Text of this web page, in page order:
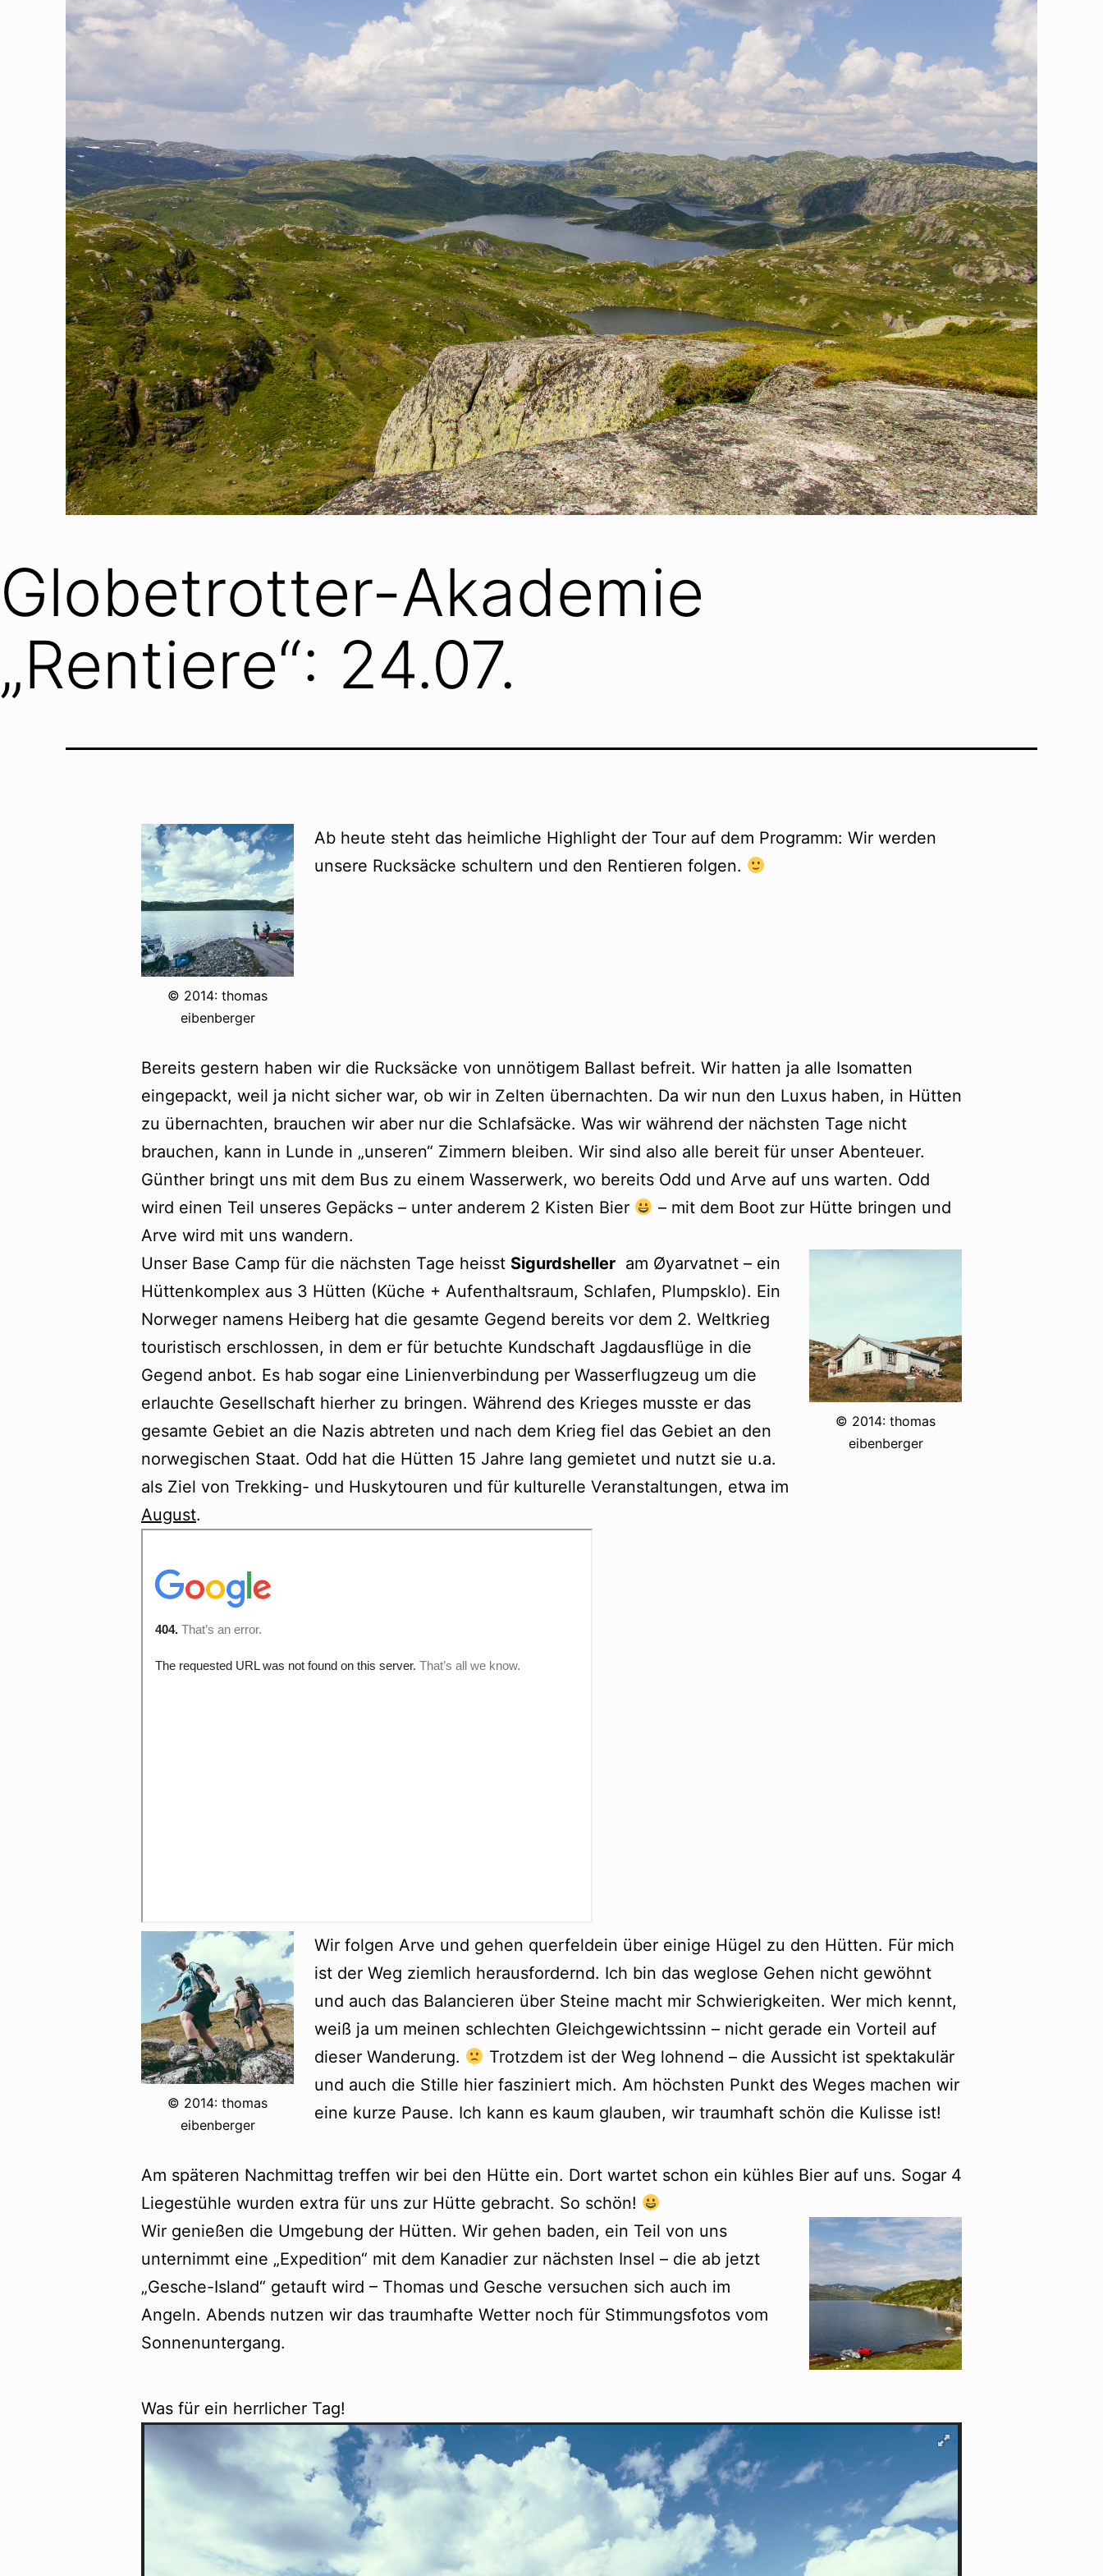
Globetrotter-Akademie
„Rentiere“: 24.07.
© 2014: thomas
eibenberger
Ab heute steht das heimliche Highlight der Tour auf dem Programm: Wir werden
unsere Rucksäcke schultern und den Rentieren folgen.
Bereits gestern haben wir die Rucksäcke von unnötigem Ballast befreit. Wir hatten ja alle Isomatten
eingepackt, weil ja nicht sicher war, ob wir in Zelten übernachten. Da wir nun den Luxus haben, in Hütten
zu übernachten, brauchen wir aber nur die Schlafsäcke. Was wir während der nächsten Tage nicht
brauchen, kann in Lunde in „unseren“ Zimmern bleiben. Wir sind also alle bereit für unser Abenteuer.
Günther bringt uns mit dem Bus zu einem Wasserwerk, wo bereits Odd und Arve auf uns warten. Odd
wird einen Teil unseres Gepäcks – unter anderem 2 Kisten Bier
– mit dem Boot zur Hütte bringen und
Arve wird mit uns wandern.
© 2014: thomas
eibenberger
Unser Base Camp für die nächsten Tage heisst Sigurdsheller am Øyarvatnet – ein
Hüttenkomplex aus 3 Hütten (Küche + Aufenthaltsraum, Schlafen, Plumpsklo). Ein
Norweger namens Heiberg hat die gesamte Gegend bereits vor dem 2. Weltkrieg
touristisch erschlossen, in dem er für betuchte Kundschaft Jagdausflüge in die
Gegend anbot. Es hab sogar eine Linienverbindung per Wasserflugzeug um die
erlauchte Gesellschaft hierher zu bringen. Während des Krieges musste er das
gesamte Gebiet an die Nazis abtreten und nach dem Krieg fiel das Gebiet an den
norwegischen Staat. Odd hat die Hütten 15 Jahre lang gemietet und nutzt sie u.a.
als Ziel von Trekking- und Huskytouren und für kulturelle Veranstaltungen, etwa im
August.
© 2014: thomas
eibenberger
Wir folgen Arve und gehen querfeldein über einige Hügel zu den Hütten. Für mich
ist der Weg ziemlich herausfordernd. Ich bin das weglose Gehen nicht gewöhnt
und auch das Balancieren über Steine macht mir Schwierigkeiten. Wer mich kennt,
weiß ja um meinen schlechten Gleichgewichtssinn – nicht gerade ein Vorteil auf
dieser Wanderung.
Trotzdem ist der Weg lohnend – die Aussicht ist spektakulär
und auch die Stille hier fasziniert mich. Am höchsten Punkt des Weges machen wir
eine kurze Pause. Ich kann es kaum glauben, wir traumhaft schön die Kulisse ist!
Am späteren Nachmittag treffen wir bei den Hütte ein. Dort wartet schon ein kühles Bier auf uns. Sogar 4
Liegestühle wurden extra für uns zur Hütte gebracht. So schön!
Wir genießen die Umgebung der Hütten. Wir gehen baden, ein Teil von uns
unternimmt eine „Expedition“ mit dem Kanadier zur nächsten Insel – die ab jetzt
„Gesche-Island“ getauft wird – Thomas und Gesche versuchen sich auch im
Angeln. Abends nutzen wir das traumhafte Wetter noch für Stimmungsfotos vom
Sonnenuntergang.
Was für ein herrlicher Tag!